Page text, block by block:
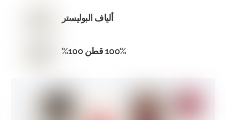
ألياف البوليستر
100% قطن 100%